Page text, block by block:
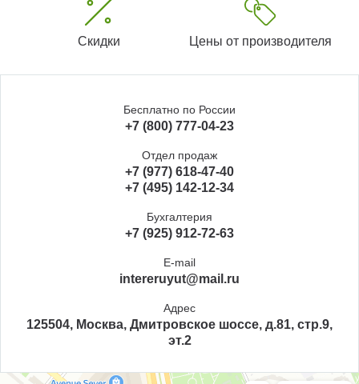
Скидки Цены от производителя
Бесплатно по России
+7 (800) 777-04-23
Отдел продаж
+7 (977) 618-47-40
+7 (495) 142-12-34
Бухгалтерия
+7 (925) 912-72-63
E-mail
intereruyut@mail.ru
Адрес
125504, Москва, Дмитровское шоссе, д.81, стр.9,
эт.2